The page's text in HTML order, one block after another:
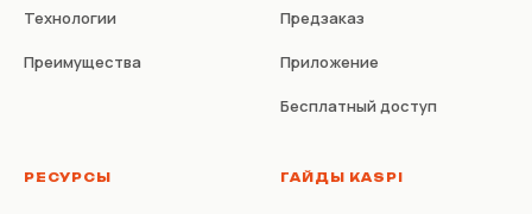
Технологии
Преимущества
Предзаказ
Приложение
Бесплатный доступ
РЕСУРСЫ ГАЙДЫ KASPI